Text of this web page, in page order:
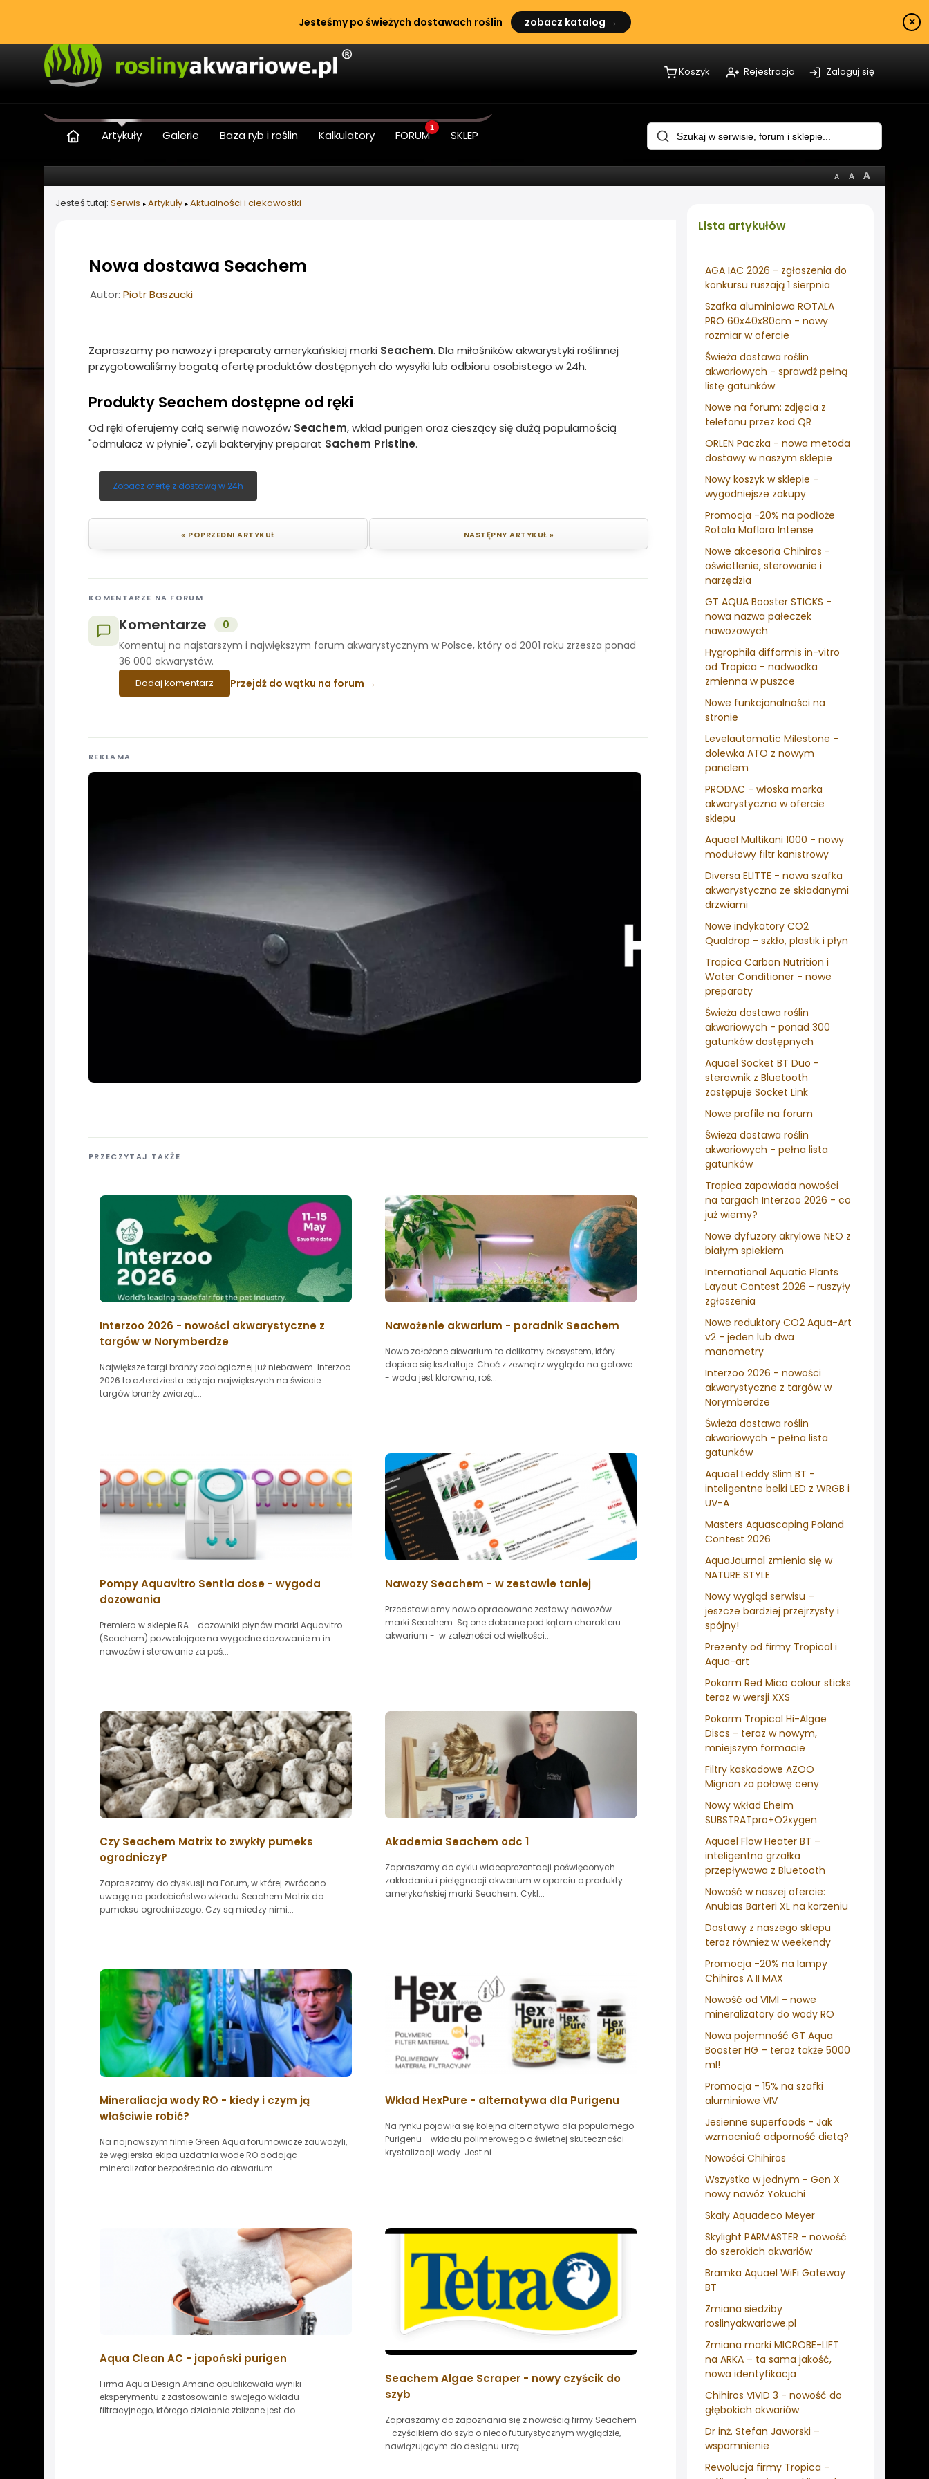
Jesteśmy po świeżych dostawach roślin zobacz katalog → ×
Koszyk Rejestracja Zaloguj się
Artykuły Galerie Baza ryb i roślin Kalkulatory FORUM
1
SKLEP
Lista artykułów
AGA IAC 2026 - zgłoszenia do
konkursu ruszają 1 sierpnia
Szafka aluminiowa ROTALA
PRO 60x40x80cm - nowy
rozmiar w ofercie
Świeża dostawa roślin
akwariowych - sprawdź pełną
listę gatunków
Nowe na forum: zdjęcia z
telefonu przez kod QR
ORLEN Paczka - nowa metoda
dostawy w naszym sklepie
Nowy koszyk w sklepie -
wygodniejsze zakupy
Promocja -20% na podłoże
Rotala Maflora Intense
Nowe akcesoria Chihiros -
oświetlenie, sterowanie i
narzędzia
GT AQUA Booster STICKS -
nowa nazwa pałeczek
nawozowych
Hygrophila difformis in-vitro
od Tropica - nadwodka
zmienna w puszce
Nowe funkcjonalności na
stronie
Levelautomatic Milestone -
dolewka ATO z nowym
panelem
PRODAC - włoska marka
akwarystyczna w ofercie
sklepu
Aquael Multikani 1000 - nowy
modułowy filtr kanistrowy
Diversa ELITTE - nowa szafka
akwarystyczna ze składanymi
drzwiami
Nowe indykatory CO2
Qualdrop - szkło, plastik i płyn
Tropica Carbon Nutrition i
Water Conditioner - nowe
preparaty
Świeża dostawa roślin
akwariowych - ponad 300
gatunków dostępnych
Aquael Socket BT Duo -
sterownik z Bluetooth
zastępuje Socket Link
Nowe profile na forum
Świeża dostawa roślin
akwariowych - pełna lista
gatunków
Tropica zapowiada nowości
na targach Interzoo 2026 - co
już wiemy?
Nowe dyfuzory akrylowe NEO z
białym spiekiem
International Aquatic Plants
Layout Contest 2026 - ruszyły
zgłoszenia
Nowe reduktory CO2 Aqua-Art
v2 - jeden lub dwa
manometry
Interzoo 2026 - nowości
akwarystyczne z targów w
Norymberdze
Świeża dostawa roślin
akwariowych - pełna lista
gatunków
Aquael Leddy Slim BT -
inteligentne belki LED z WRGB i
UV-A
Masters Aquascaping Poland
Contest 2026
AquaJournal zmienia się w
NATURE STYLE
Nowy wygląd serwisu –
jeszcze bardziej przejrzysty i
spójny!
Prezenty od firmy Tropical i
Aqua-art
Pokarm Red Mico colour sticks
teraz w wersji XXS
Pokarm Tropical Hi-Algae
Discs - teraz w nowym,
mniejszym formacie
Filtry kaskadowe AZOO
Mignon za połowę ceny
Nowy wkład Eheim
SUBSTRATpro+O2xygen
Aquael Flow Heater BT –
inteligentna grzałka
przepływowa z Bluetooth
Nowość w naszej ofercie:
Anubias Barteri XL na korzeniu
Dostawy z naszego sklepu
teraz również w weekendy
Promocja -20% na lampy
Chihiros A II MAX
Nowość od VIMI - nowe
mineralizatory do wody RO
Nowa pojemność GT Aqua
Booster HG – teraz także 5000
ml!
Promocja - 15% na szafki
aluminiowe VIV
Jesienne superfoods - Jak
wzmacniać odporność dietą?
Nowości Chihiros
Wszystko w jednym - Gen X
nowy nawóz Yokuchi
Skały Aquadeco Meyer
Skylight PARMASTER - nowość
do szerokich akwariów
Bramka Aquael WiFi Gateway
BT
Zmiana siedziby
roslinyakwariowe.pl
Zmiana marki MICROBE-LIFT
na ARKA – ta sama jakość,
nowa identyfikacja
Chihiros VIVID 3 - nowość do
głębokich akwariów
Dr inż. Stefan Jaworski –
wspomnienie
Rewolucja firmy Tropica -
Jesteś tutaj: Serwis Artykuły Aktualności i ciekawostki
Nowa dostawa Seachem
Informacje o artykule
Autor: Piotr Baszucki
Zapraszamy po nawozy i preparaty amerykańskiej marki Seachem. Dla miłośników akwarystyki roślinnej
przygotowaliśmy bogatą ofertę produktów dostępnych do wysyłki lub odbioru osobistego w 24h.
Produkty Seachem dostępne od ręki
Od ręki oferujemy całą serwię nawozów Seachem, wkład purigen oraz cieszący się dużą popularnością
"odmulacz w płynie", czyli bakteryjny preparat Sachem Pristine.
Zobacz ofertę z dostawą w 24h
« POPRZEDNI ARTYKUŁ NASTĘPNY ARTYKUŁ »
KOMENTARZE NA FORUM
Komentarze
0
Komentuj na najstarszym i największym forum akwarystycznym w Polsce, który od 2001 roku zrzesza ponad
36 000 akwarystów.
Dodaj komentarz Przejdź do wątku na forum
REKLAMA
PRZECZYTAJ TAKŻE
Interzoo 2026 - nowości akwarystyczne z
targów w Norymberdze
Największe targi branży zoologicznej już niebawem. Interzoo
2026 to czterdziesta edycja największych na świecie
targów branży zwierząt...
Nawożenie akwarium - poradnik Seachem
Nowo założone akwarium to delikatny ekosystem, który
dopiero się kształtuje. Choć z zewnątrz wygląda na gotowe
- woda jest klarowna, roś...
Pompy Aquavitro Sentia dose - wygoda
dozowania
Premiera w sklepie RA - dozowniki płynów marki Aquavitro
(Seachem) pozwalające na wygodne dozowanie m.in
nawozów i sterowanie za poś...
Nawozy Seachem - w zestawie taniej
Przedstawiamy nowo opracowane zestawy nawozów
marki Seachem. Są one dobrane pod kątem charakteru
akwarium - w zależności od wielkości...
Czy Seachem Matrix to zwykły pumeks
ogrodniczy?
Zapraszamy do dyskusji na Forum, w której zwrócono
uwagę na podobieństwo wkładu Seachem Matrix do
pumeksu ogrodniczego. Czy są miedzy nimi...
Akademia Seachem odc 1
Zapraszamy do cyklu wideoprezentacji poświęconych
zakładaniu i pielęgnacji akwarium w oparciu o produkty
amerykańskiej marki Seachem. Cykl...
Mineraliacja wody RO - kiedy i czym ją
właściwie robić?
Na najnowszym filmie Green Aqua forumowicze zauważyli,
że węgierska ekipa uzdatnia wode RO dodając
mineralizator bezpośrednio do akwarium....
Wkład HexPure - alternatywa dla Purigenu
Na rynku pojawiła się kolejna alternatywa dla popularnego
Purigenu - wkładu polimerowego o świetnej skuteczności
krystalizacji wody. Jest ni...
Aqua Clean AC - japoński purigen
Firma Aqua Design Amano opublikowała wyniki
eksperymentu z zastosowania swojego wkładu
filtracyjnego, którego działanie zbliżone jest do...
Seachem Algae Scraper - nowy czyścik do
szyb
Zapraszamy do zapoznania się z nowością firmy Seachem
- czyścikiem do szyb o nieco futurystycznym wyglądzie,
nawiązującym do designu urzą...